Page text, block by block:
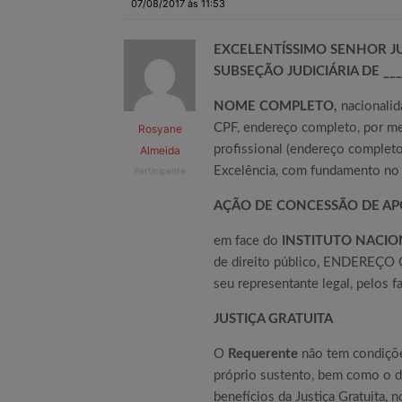
07/08/2017 às 11:53
Rosyane
Almeida
Participante
EXCELENTÍSSIMO SENHOR
SUBSEÇÃO JUDICIÁRIA DE
NOME COMPLETO,
CPF, endereço completo, por
profissional (endereço
Excelência, com fundamento
AÇÃO DE CONCESSÃO DE
em face do
INSTITUTO
de direito público, ENDEREÇO
seu representante legal, pelos
JUSTIÇA GRATUITA
O Requerente não tem
próprio sustento, bem como o
benefícios da Justiça Gratuita,